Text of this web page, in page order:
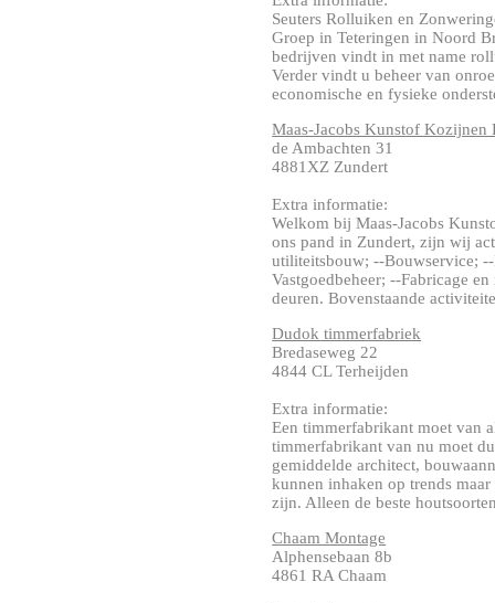
Seuters Rolluiken en
Groep in Teteringen in Noord
bedrijven vindt in met name
Verder vindt u beheer van
economische en fysieke
Maas-Jacobs Kunstof Kozijnen
de Ambachten 31
4881XZ Zundert
Extra informatie:
Welkom bij Maas-Jacobs
ons pand in Zundert, zijn wij
utiliteitsbouw; --Bouwservice;
Vastgoedbeheer; --Fabricage
deuren. Bovenstaande
Dudok timmerfabriek
Bredaseweg 22
4844 CL Terheijden
Extra informatie:
Een timmerfabrikant moet van
timmerfabrikant van nu moet
gemiddelde architect,
kunnen inhaken op trends
zijn. Alleen de beste
Chaam Montage
Alphensebaan 8b
4861 RA Chaam